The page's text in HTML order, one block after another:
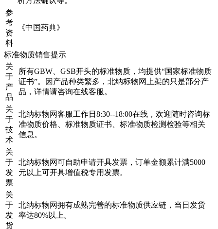
参
考
资
料
《中国药典》
标准物质销售提示
关
于
产
品
所有GBW、GSB开头的标准物质，均提供“国家标准物质
证书”。因产品种类繁多，北纳标物网上架的只是部分产
品，详情请咨询在线客服。
关
于
技
术
北纳标物网客服工作日8:30--18:00在线，欢迎随时咨询标
准物质价格、标准物质证书、标准物质检测检验等相关
信息。
关
于
发
票
北纳标物网可自助申请开具发票，订单金额累计满5000
元以上可开具增值税专用发票。
关
于
发
货
北纳标物网拥有成熟完善的标准物质供应链，当日发货
率达80%以上。